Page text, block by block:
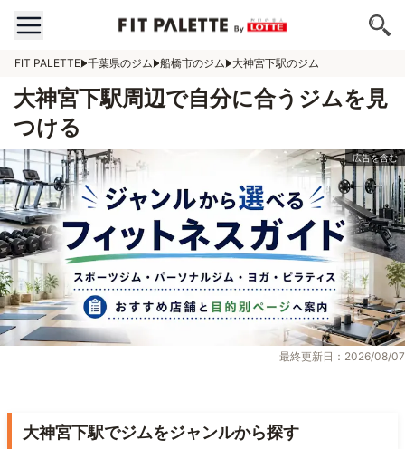
FIT PALETTE 千葉県のジム 船橋市のジム 大神宮下駅のジム
大神宮下駅周辺で自分に合うジムを見
つける
最終更新日：2026/08/07
大神宮下駅でジムをジャンルから探す